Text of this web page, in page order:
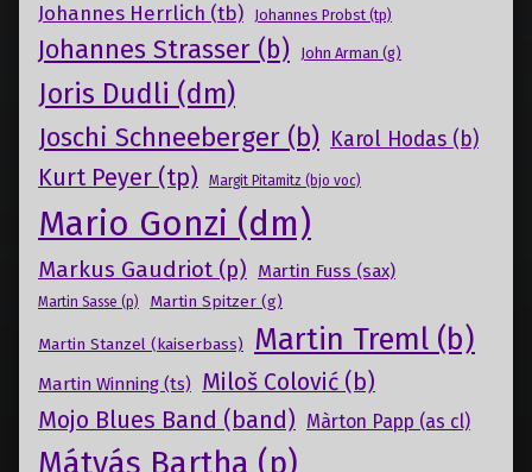
Johannes Herrlich (tb) Johannes Probst (tp)
Johannes Strasser (b) John Arman (g)
Joris Dudli (dm)
Joschi Schneeberger (b) Karol Hodas (b)
Kurt Peyer (tp) Margit Pitamitz (bjo voc)
Mario Gonzi (dm)
Markus Gaudriot (p) Martin Fuss (sax)
Martin Sasse (p) Martin Spitzer (g)
Martin Stanzel (kaiserbass) Martin Treml (b)
Martin Winning (ts) Miloš Colović (b)
Mojo Blues Band (band) Màrton Papp (as cl)
Mátyás Bartha (p)